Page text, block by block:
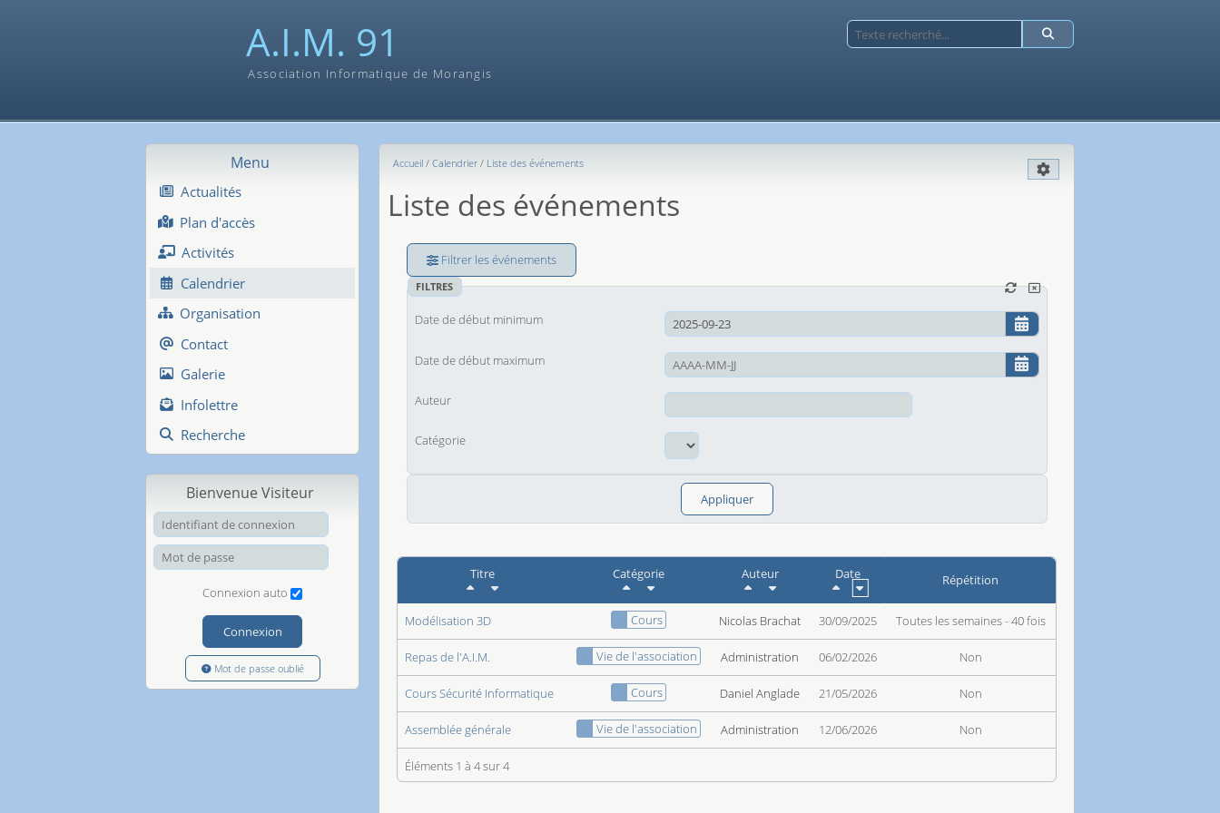
A.I.M. 91
Association Informatique de Morangis
Menu
Actualités
Plan d'accès
Activités
Calendrier
Organisation
Contact
Galerie
Infolettre
Recherche
Bienvenue Visiteur
Identifiant de connexion
Mot de passe
Connexion auto
Connexion
Mot de passe oublié
Accueil Calendrier Liste des événements
Liste des événements
Filtrer les événements
FILTRES
Date de début minimum
Date de début maximum
Auteur
Catégorie
Appliquer
Titre Catégorie Auteur Date Répétition
Modélisation 3D Cours Nicolas Brachat 30/09/2025 Toutes les semaines - 40 fois
Repas de l'A.I.M. Vie de l'association Administration 06/02/2026 Non
Cours Sécurité Informatique Cours Daniel Anglade 21/05/2026 Non
Assemblée générale Vie de l'association Administration 12/06/2026 Non
Éléments 1 à 4 sur 4